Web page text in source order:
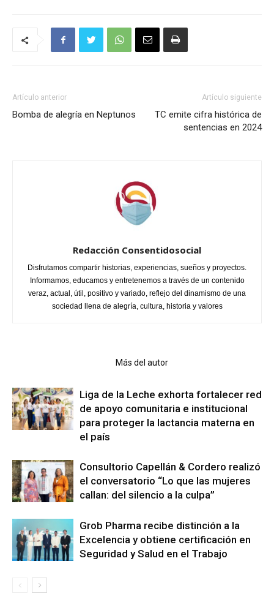
Artículo anterior
Bomba de alegría en Neptunos
Artículo siguiente
TC emite cifra histórica de
sentencias en 2024
Redacción Consentidosocial
Disfrutamos compartir historias, experiencias, sueños y proyectos.
Informamos, educamos y entretenemos a través de un contenido
veraz, actual, útil, positivo y variado, reflejo del dinamismo de una
sociedad llena de alegría, cultura, historia y valores
Más del autor
Liga de la Leche exhorta fortalecer red
de apoyo comunitaria e institucional
para proteger la lactancia materna en
el país
Consultorio Capellán & Cordero realizó
el conversatorio “Lo que las mujeres
callan: del silencio a la culpa”
Grob Pharma recibe distinción a la
Excelencia y obtiene certificación en
Seguridad y Salud en el Trabajo